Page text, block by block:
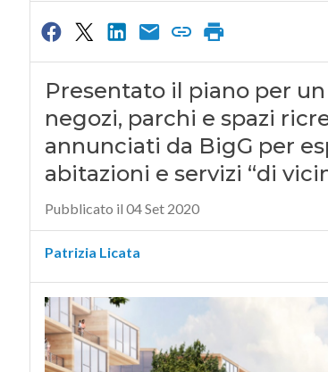
Presentato il piano per
negozi, parchi e spazi
annunciati da BigG per
abitazioni e servizi “di
Pubblicato il 04 Set 2020
Patrizia Licata